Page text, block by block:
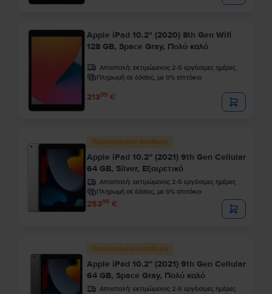
Apple iPad 10.2" (2020) 8th Gen Wifi
128 GB, Space Gray, Πολύ καλό
Αποστολή: εκτιμώμενος 2-5 εργάσιμες ημέρες
Πληρωμή σε δόσεις, με 0% επιτόκιο
21399 €
Περιορισμένο απόθεμα
Apple iPad 10.2” (2021) 9th Gen Cellular
64 GB, Silver, Εξαιρετικό
Αποστολή: εκτιμώμενος 2-5 εργάσιμες ημέρες
Πληρωμή σε δόσεις, με 0% επιτόκιο
25399 €
Περιορισμένο απόθεμα
Apple iPad 10.2” (2021) 9th Gen Cellular
64 GB, Space Gray, Πολύ καλό
Αποστολή: εκτιμώμενος 2-5 εργάσιμες ημέρες